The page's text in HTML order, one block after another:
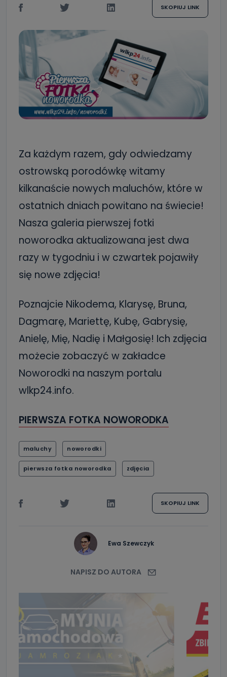
SKOPIUJ LINK
Za każdym razem, gdy odwiedzamy
ostrowską porodówkę witamy
kilkanaście nowych maluchów, które w
ostatnich dniach powitano na świecie!
Nasza galeria pierwszej fotki
noworodka aktualizowana jest dwa
razy w tygodniu i w czwartek pojawiły
się nowe zdjęcia!
Poznajcie Nikodema, Klarysę, Bruna,
Dagmarę, Mariettę, Kubę, Gabrysię,
Anielę, Mię, Nadię i Małgosię! Ich zdjęcia
możecie zobaczyć w zakładce
Noworodki na naszym portalu
wlkp24.info.
PIERWSZA FOTKA NOWORODKA
maluchy noworodki
pierwsza fotka noworodka zdjęcia
SKOPIUJ LINK
Ewa Szewczyk
NAPISZ DO AUTORA